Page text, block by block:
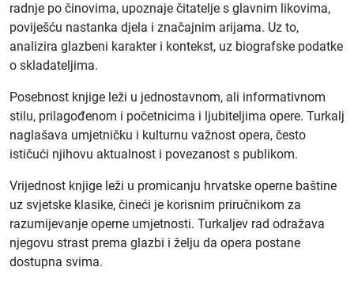
radnje po činovima, upoznaje čitatelje s glavnim likovima,
poviješću nastanka djela i značajnim arijama. Uz to,
analizira glazbeni karakter i kontekst, uz biografske podatke
o skladateljima.
Posebnost knjige leži u jednostavnom, ali informativnom
stilu, prilagođenom i početnicima i ljubiteljima opere. Turkalj
naglašava umjetničku i kulturnu važnost opera, često
ističući njihovu aktualnost i povezanost s publikom.
Vrijednost knjige leži u promicanju hrvatske operne baštine
uz svjetske klasike, čineći je korisnim priručnikom za
razumijevanje operne umjetnosti. Turkaljev rad odražava
njegovu strast prema glazbi i želju da opera postane
dostupna svima.